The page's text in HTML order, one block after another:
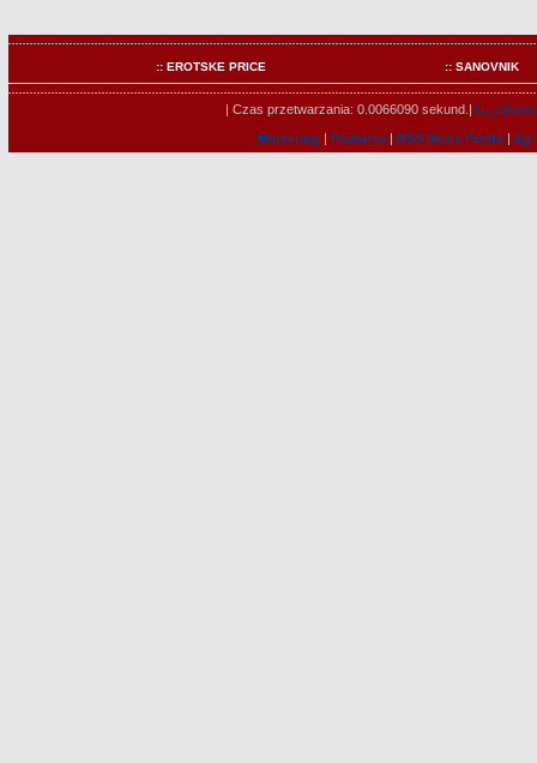
:: EROTSKE PRICE :: SANOVNIK
| Czas przetwarzania: 0.0066090 sekund.|
Marketing | Features | RSS News Feeds |